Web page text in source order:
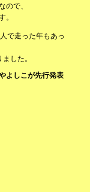
ので、
。
で走った年もあっ
した。
よしこが先行発表